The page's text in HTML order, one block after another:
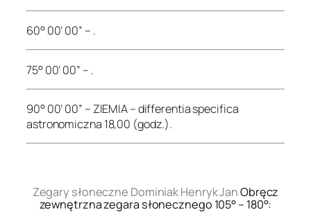
60° 00’ 00” – .
75° 00’ 00” – .
90° 00’ 00” – ZIEMIA – differentia specifica
astronomiczna 18,00 (godz.).
Zegary słoneczne Dominiak Henryk JanObręcz
zewnętrzna zegara słonecznego 105° – 180°: